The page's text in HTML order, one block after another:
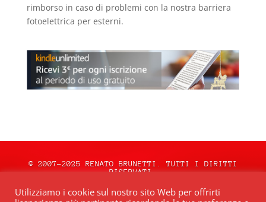
rimborso in caso di problemi con la nostra barriera
fotoelettrica per esterni.
© 2007-2025 RENATO BRUNETTI. TUTTI I DIRITTI
RISERVATI.
natale.oceweb.it è ospitato da: OCEWeb
Network| POWERED BY BRWeb.it |
PRIVACY
Utilizziamo i cookie sul nostro sito Web per offrirti